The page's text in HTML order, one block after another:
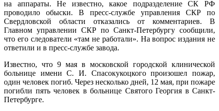
на аппараты. Не известно, какое подразделение СК РФ
проводило обыски. В пресс-службе управления СКР по
Свердловской области отказались от комментариев. В
Главном управлении СКР по Санкт-Петербургу сообщили,
что его следователи «там не работали». На вопрос издания не
ответили и в пресс-службе завода.
Известно, что 9 мая в московской городской клинической
больнице имени С. И. Спасокукоцкого произошел пожар,
один человек погиб. Через несколько дней, 12 мая, при пожаре
погибли пять человек в больнице Святого Георгия в Санкт-
Петербурге.